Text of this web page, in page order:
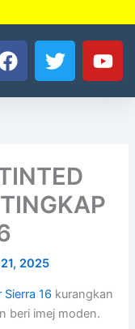
F
a
o
k
T
w
r
Y
o
2025
16 kurangkan
beri imej moden.